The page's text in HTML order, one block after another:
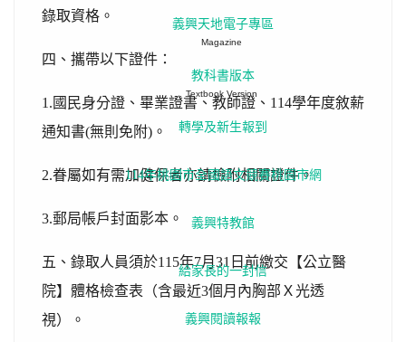
錄取資格。
四、攜帶以下證件：
1.國民身分證、畢業證書、教師證、114學年度敘薪
通知書(無則免附)。
2.眷屬如有需加健保者亦請檢附相關證件。
3.郵局帳戶封面影本。
五、錄取人員須於115年7月31日前繳交【公立醫
院】體格檢查表（含最近3個月內胸部Ｘ光透
視）。
義興天地電子專區
Magazine
教科書版本
Textbook Version
轉學及新生報到
114年桃園市全國語文競賽桃園市網
義興特教館
給家長的一封信
義興閱讀報報